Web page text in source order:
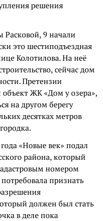
решения
9 начали
это шестиподъездная
Колотилова. На неё
сейчас дом
Претензии
ЖК «Дом у озера»,
на другом берегу
десятках метров
«Новые век» подал
района, который
номером
признать
должен был стать
в деле пока